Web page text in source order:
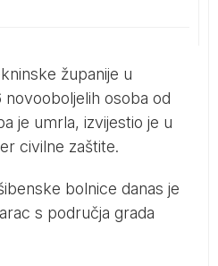
županije u
novooboljelih osoba od
je umrla, izvijestio je u
civilne zaštite.
bolnice danas je
s područja grada